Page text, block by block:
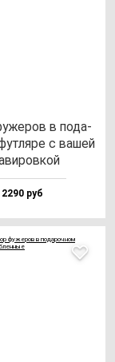
в по­да­
с ва­шей
2290 руб